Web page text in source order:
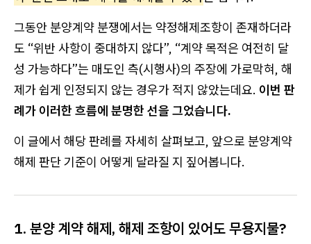
그동안 분양계약 분쟁에서는 약정해제조항이 존재하더라
도 “위반 사항이 중대하지 않다”, “계약 목적은 여전히 달
성 가능하다”는 매도인 측(시행사)의 주장에 가로막혀, 해
제가 쉽게 인정되지 않는 경우가 적지 않았는데요. 이번 판
례가 이러한 흐름에 분명한 선을 그었습니다.
이 글에서 해당 판례를 자세히 살펴보고, 앞으로 분양계약
해제 판단 기준이 어떻게 달라질 지 짚어봅니다.
1. 분양 계약 해제, 해제 조항이 있어도 무용지물?